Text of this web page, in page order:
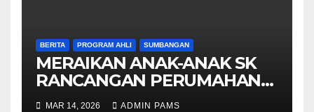
BERITA PROGRAM AHLI SUMBANGAN
MERAIKAN ANAK-ANAK SK
RANCANGAN PERUMAHAN
RAKYAT, JALAN ASTANA
MAR 14, 2026 ADMIN PAMS